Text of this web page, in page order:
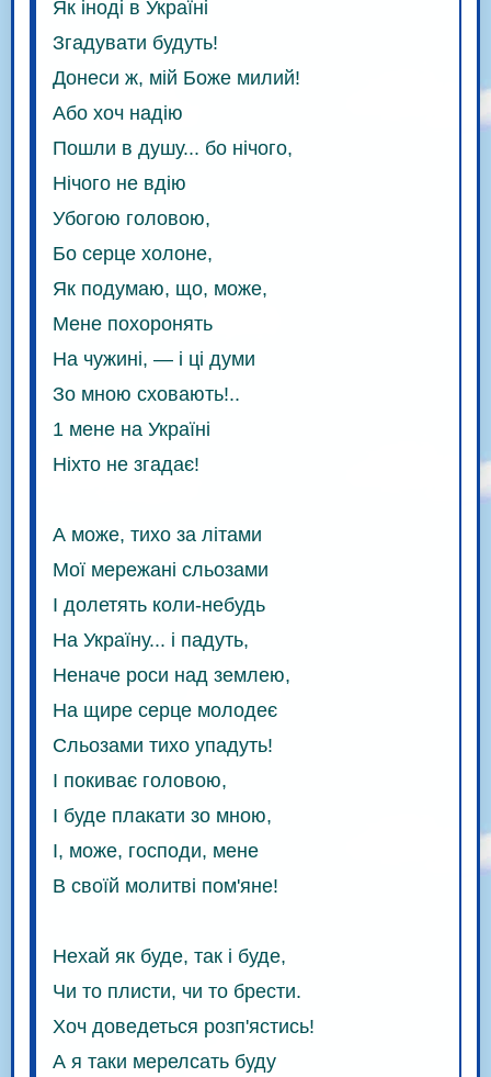
Як іноді в Україні
Згадувати будуть!
Донеси ж, мій Боже милий!
Або хоч надію
Пошли в душу... бо нічого,
Нічого не вдію
Убогою головою,
Бо серце холоне,
Як подумаю, що, може,
Мене похоронять
На чужині, — і ці думи
Зо мною сховають!..
1 мене на Україні
Ніхто не згадає!
А може, тихо за літами
Мої мережані сльозами
І долетять коли-небудь
На Україну... і падуть,
Неначе роси над землею,
На щире серце молодеє
Сльозами тихо упадуть!
І покиває головою,
І буде плакати зо мною,
І, може, господи, мене
В своїй молитві пом'яне!
Нехай як буде, так і буде,
Чи то плисти, чи то брести.
Хоч доведеться розп'ястись!
А я таки мерелсать буду